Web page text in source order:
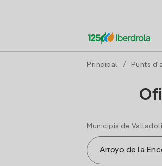
Principal / Punts
Municipis de